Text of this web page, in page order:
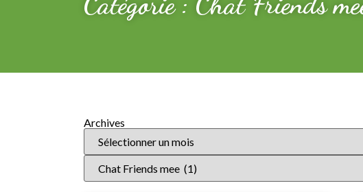
Archives